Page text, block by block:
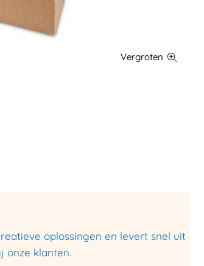
oplossingen en levert snel uit
onze klanten.